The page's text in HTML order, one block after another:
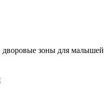
дворовые зоны для малышей